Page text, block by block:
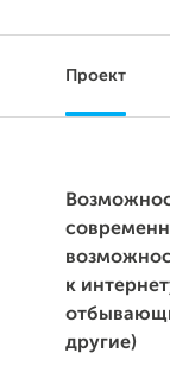
Проект
к
другие)